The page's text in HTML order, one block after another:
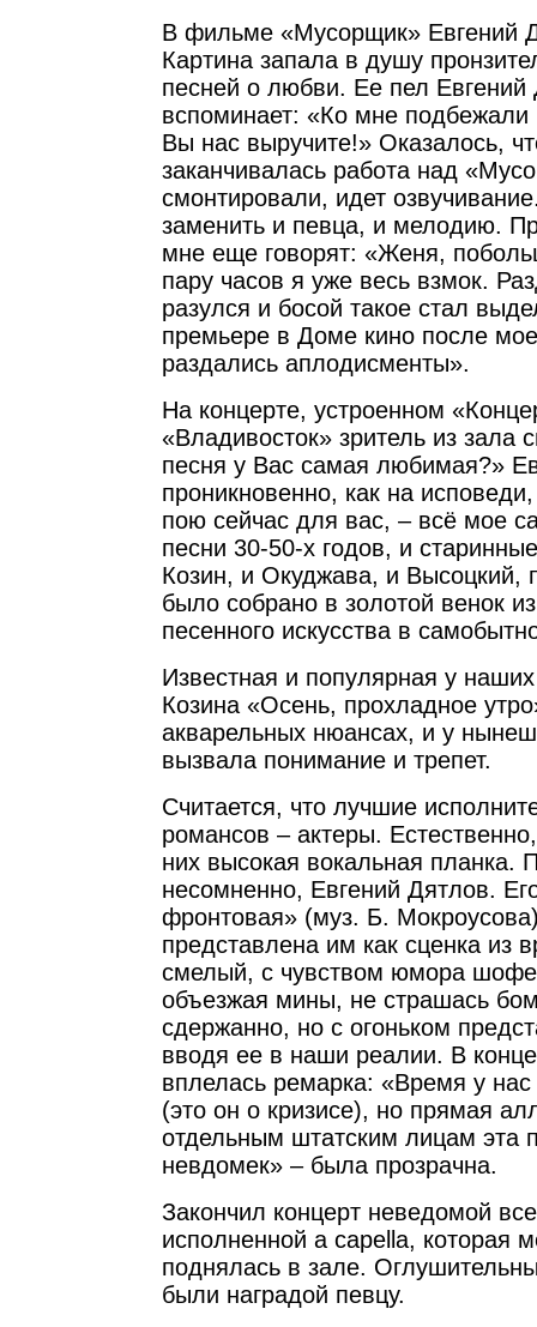
В фильме «Мусорщик» Евгений
Картина запала в душу
песней о любви. Ее пел
вспоминает: «Ко мне подбежали
Вы нас выручите!» Оказалось,
заканчивалась работа над
смонтировали, идет
заменить и певца, и мелодию.
мне еще говорят: «Женя,
пару часов я уже весь взмок.
разулся и босой такое стал
премьере в Доме кино после
раздались аплодисменты».
На концерте, устроенном
«Владивосток» зритель из зала
песня у Вас самая любимая?»
проникновенно, как на
пою сейчас для вас, – всё мое
песни 30-50-х годов, и
Козин, и Окуджава, и Высоцкий,
было собрано в золотой венок из
песенного искусства в
Известная и популярная у
Козина «Осень, прохладное
акварельных нюансах, и у
вызвала понимание и трепет.
Считается, что лучшие
романсов – актеры.
них высокая вокальная планка.
несомненно, Евгений Дятлов.
фронтовая» (муз. Б.
представлена им как сценка из
смелый, с чувством юмора
объезжая мины, не страшась
сдержанно, но с огоньком
вводя ее в наши реалии. В
вплелась ремарка: «Время у нас
(это он о кризисе), но прямая
отдельным штатским лицам эта
невдомек» – была прозрачна.
Закончил концерт неведомой
исполненной a capellа, которая
поднялась в зале.
были наградой певцу.